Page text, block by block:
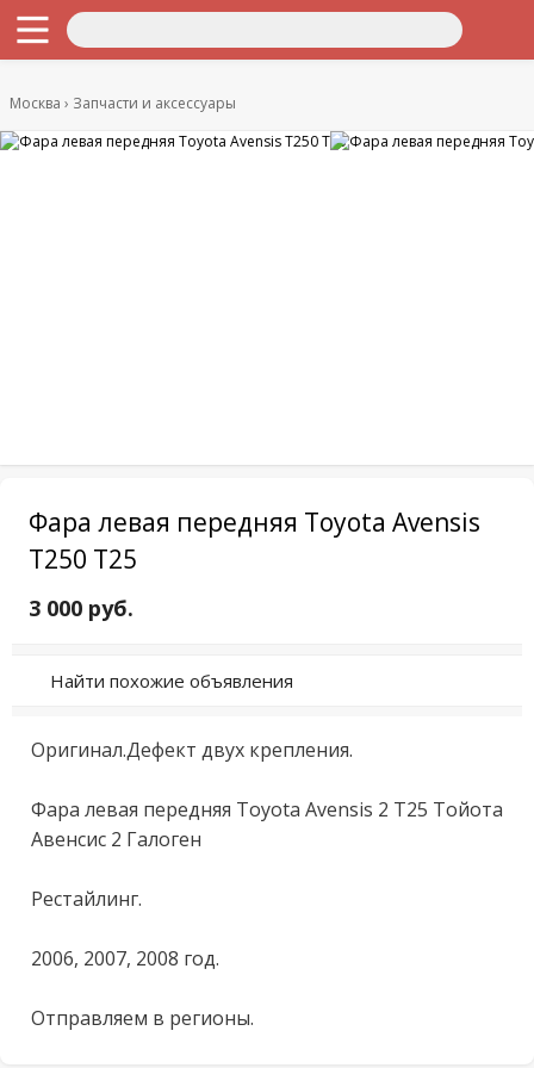
Москва Запчасти и аксессуары
Фара левая передняя Toyota Avensis
Т250 T25
3 000 руб.
Найти похожие объявления
Оригинал.Дефект двух крепления.
Фара левая передняя Toyota Avensis 2 T25 Тойота
Авенсис 2 Галоген
Рестайлинг.
2006, 2007, 2008 год.
Отправляем в регионы.